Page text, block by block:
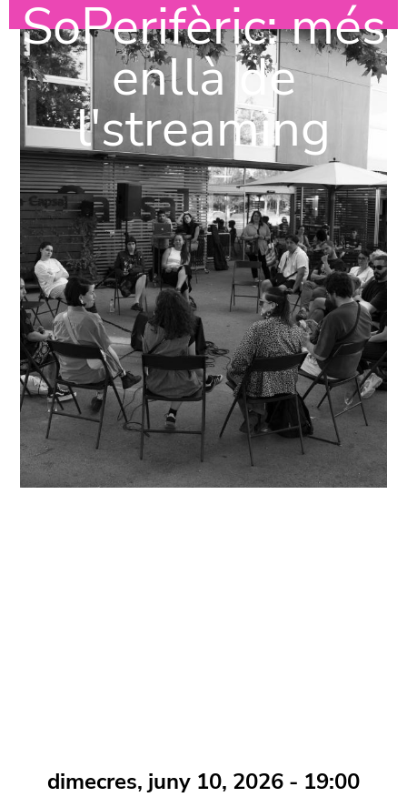
SoPerifèric: més
enllà de
l'streaming
dimecres, juny 10, 2026 - 19:00